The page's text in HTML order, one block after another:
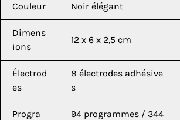
Couleur Noir élégant
Dimens
ions
12 x 6 x 2,5 cm
Électrod
es
8 électrodes adhésive
s
Progra
94 programmes / 344